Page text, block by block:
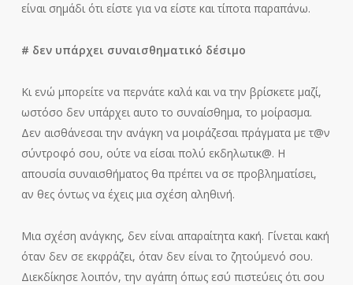
είναι σημάδι ότι είστε για να είστε και τίποτα παραπάνω.
# δεν υπάρχει συναισθηματικό δέσιμο
Κι ενώ μπορείτε να περνάτε καλά και να την βρίσκετε μαζί,
ωστόσο δεν υπάρχει αυτο το συναίσθημα, το μοίρασμα.
Δεν αισθάνεσαι την ανάγκη να μοιράζεσαι πράγματα με τ@ν
σύντροφό σου, ούτε να είσαι πολύ εκδηλωτικ@. Η
απουσία συναισθήματος θα πρέπει να σε προβληματίσει,
αν θες όντως να έχεις μια σχέση αληθινή.
Μια σχέση ανάγκης, δεν είναι απαραίτητα κακή. Γίνεται κακή
όταν δεν σε εκφράζει, όταν δεν είναι το ζητούμενό σου.
Διεκδίκησε λοιπόν, την αγάπη όπως εσύ πιστεύεις ότι σου